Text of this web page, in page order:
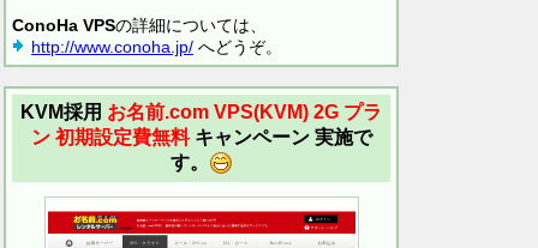
ConoHa VPSの詳細については、
http://www.conoha.jp/ へどうぞ。
KVM採用 お名前.com VPS(KVM) 2G プラ
ン 初期設定費無料 キャンペーン 実施で
す。